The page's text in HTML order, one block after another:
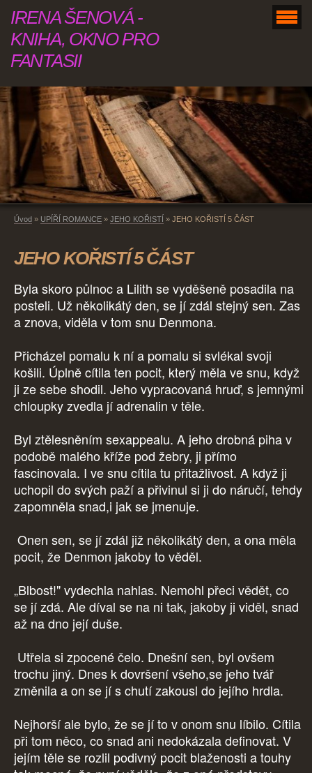
IRENA ŠENOVÁ -
KNIHA, OKNO PRO
FANTASII
Úvod » UPÍŘÍ ROMANCE » JEHO KOŘISTÍ » JEHO KOŘISTÍ 5 ČÁST
JEHO KOŘISTÍ 5 ČÁST
Byla skoro půlnoc a Lilith se vyděšeně posadila na
posteli. Už několikátý den, se jí zdál stejný sen. Zas
a znova, viděla v tom snu Denmona.
Přicházel pomalu k ní a pomalu si svlékal svoji
košili. Úplně cítila ten pocit, který měla ve snu, když
ji ze sebe shodil. Jeho vypracovaná hruď, s jemnými
chloupky zvedla jí adrenalin v těle.
Byl ztělesněním sexappealu. A jeho drobná piha v
podobě malého kříže pod žebry, ji přímo
fascinovala. I ve snu cítila tu přitažlivost. A když ji
uchopil do svých paží a přivinul si ji do náručí, tehdy
zapomněla snad,i jak se jmenuje.
Onen sen, se jí zdál již několikátý den, a ona měla
pocit, že Denmon jakoby to věděl.
„Blbost!" vydechla nahlas. Nemohl přeci vědět, co
se jí zdá. Ale díval se na ni tak, jakoby ji viděl, snad
až na dno její duše.
Utřela si zpocené čelo. Dnešní sen, byl ovšem
trochu jiný. Dnes k dovršení všeho,se jeho tvář
změnila a on se jí s chutí zakousl do jejího hrdla.
Nejhorší ale bylo, že se jí to v onom snu líbilo. Cítila
při tom něco, co snad ani nedokázala definovat. V
jejím těle se rozlil podivný pocit blaženosti a touhy